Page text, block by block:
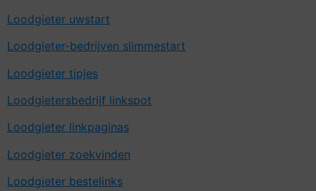
Loodgieter uwstart
Loodgieter-bedrijven slimmestart
Loodgieter tipjes
Loodgietersbedrijf linkspot
Loodgieter linkpaginas
Loodgieter zoekvinden
Loodgieter bestelinks